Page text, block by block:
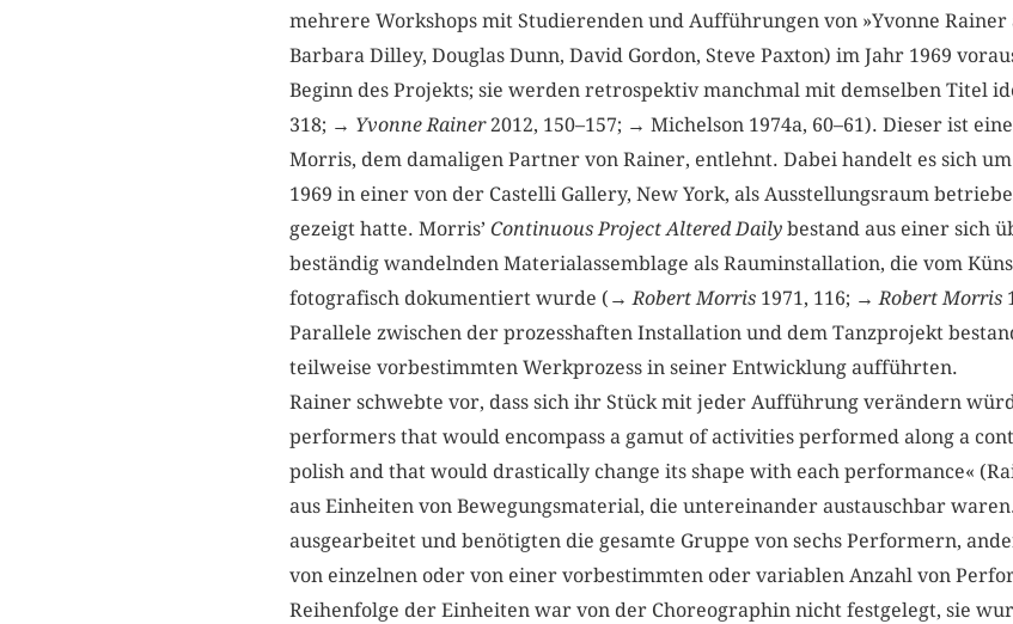
mehrere Workshops mit Studierenden und Aufführungen von »Yvonne Rainer
Barbara Dilley, Douglas Dunn, David Gordon, Steve Paxton) im Jahr 1969
Beginn des Projekts; sie werden retrospektiv manchmal mit demselben Titel
318; → Yvonne Rainer2012, 150–157; → Michelson 1974a, 60–61). Dieser ist
Morris, dem damaligen Partner von Rainer, entlehnt. Dabei handelt es sich um
1969 in einer von der Castelli Gallery, New York, als Ausstellungsraum
gezeigt hatte. Morris’ Continuous Project Altered Dailybestand aus einer sich
beständig wandelnden Materialassemblage als Rauminstallation, die vom
fotografisch dokumentiert wurde (→Robert Morris1971, 116; →Robert Morris
Parallele zwischen der prozesshaften Installation und dem Tanzprojekt
teilweise vorbestimmten Werkprozess in seiner Entwicklung aufführten.
Rainer schwebte vor, dass sich ihr Stück mit jeder Aufführung verändern
performers that would encompass a gamut of activities performed along a
polish and that would drastically change its shape with each performance«
aus Einheiten von Bewegungsmaterial, die untereinander austauschbar
ausgearbeitet und benötigten die gesamte Gruppe von sechs Performern,
von einzelnen oder von einer vorbestimmten oder variablen Anzahl von
Reihenfolge der Einheiten war von der Choreographin nicht festgelegt, sie